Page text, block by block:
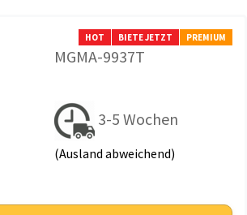
HOT BIETE JETZT PREMIUM
MGMA-9937T
3-5 Wochen
(Ausland abweichend)